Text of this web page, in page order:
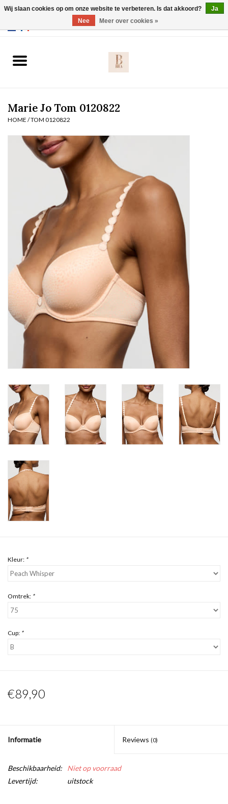
Slip
Body
Nachtmode
Homewear
Badmode
Lingerie-accessoires
Cadeaubonnen
Marie Jo Tom 0120822
HOME /TOM 0120822
Kleur: *
Omtrek: *
Cup: *
€89,90
Informatie Reviews (0)
Beschikbaarheid:
Niet op voorraad
Levertijd:
uitstock
Wij slaan cookies op om onze website te verbeteren. Is dat akkoord?
Ja
Nee
Meer over cookies »
Webshop werkt met EU maten. .